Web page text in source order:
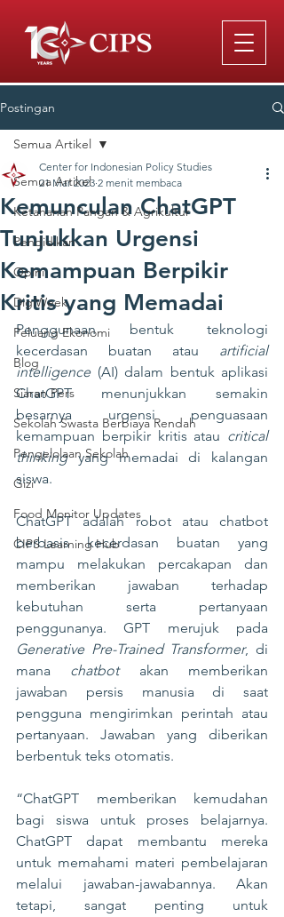
Postingan
Semua Artikel
Ketahanan Pangan & Agrikultur
Pendidikan
Opini
DigiWeek
Peluang Ekonomi
Blog
Siaran Pers
Sekolah Swasta Berbiaya Rendah
Pengelolaan Sekolah
Gizi
Food Monitor Updates
CIPS Learning Hub
Semua Artikel
Kemunculan ChatGPT
Tunjukkan Urgensi
Kemampuan Berpikir
Kritis yang Memadai
Center for Indonesian Policy Studies
21 Mar 2023 2 menit membaca
Penggunaan bentuk teknologi
kecerdasan buatan atau artificial
intelligence (AI) dalam bentuk aplikasi
ChatGPT menunjukkan semakin
besarnya urgensi penguasaan
kemampuan berpikir kritis atau critical
thinking yang memadai di kalangan
siswa.
ChatGPT adalah robot atau chatbot
berbasis kecerdasan buatan yang
mampu melakukan percakapan dan
memberikan jawaban terhadap
kebutuhan serta pertanyaan
Generative Pre-Trained Transformer, di
mana chatbot akan memberikan
jawaban persis manusia di saat
pengguna mengirimkan perintah atau
pertanyaan. Jawaban yang diberikan
berbentuk teks otomatis.
“ChatGPT memberikan kemudahan
bagi siswa untuk proses belajarnya.
ChatGPT dapat membantu mereka
untuk memahami materi pembelajaran
melalui jawaban-jawabannya. Akan
tetapi, sangat penting untuk